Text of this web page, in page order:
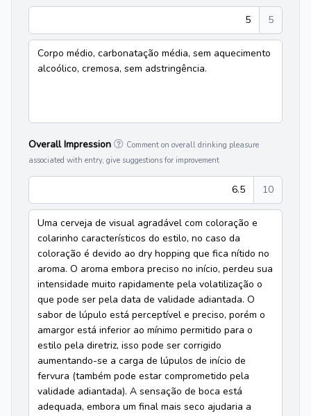
5 5
Corpo médio, carbonatação média, sem aquecimento
alcoólico, cremosa, sem adstringência.
Overall Impression
Comment on overall drinking pleasure
associated with entry, give suggestions for improvement
6.5 10
Uma cerveja de visual agradável com coloração e
colarinho característicos do estilo, no caso da
coloração é devido ao dry hopping que fica nítido no
aroma. O aroma embora preciso no início, perdeu sua
intensidade muito rapidamente pela volatilização o
que pode ser pela data de validade adiantada. O
sabor de lúpulo está perceptível e preciso, porém o
amargor está inferior ao mínimo permitido para o
estilo pela diretriz, isso pode ser corrigido
aumentando-se a carga de lúpulos de início de
fervura (também pode estar comprometido pela
validade adiantada). A sensação de boca está
adequada, embora um final mais seco ajudaria a